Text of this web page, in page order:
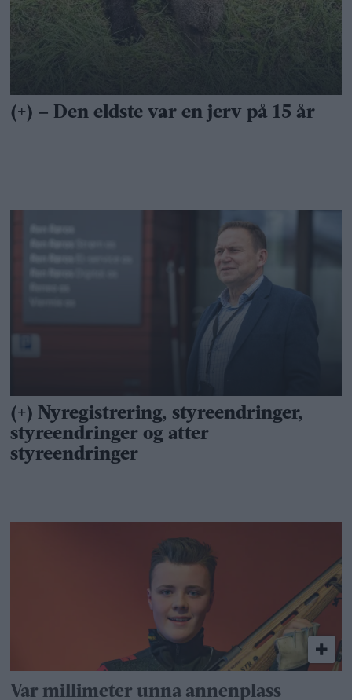
Var millimeter unna annenplass